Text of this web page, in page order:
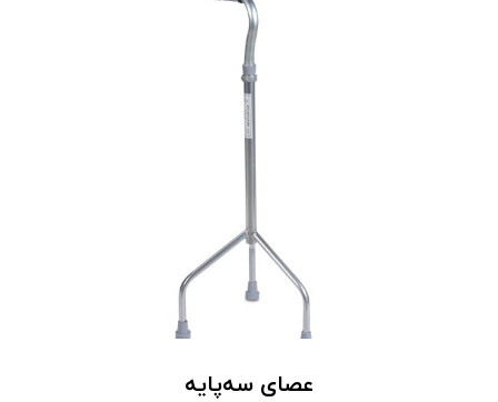
عصای سه‌پایه